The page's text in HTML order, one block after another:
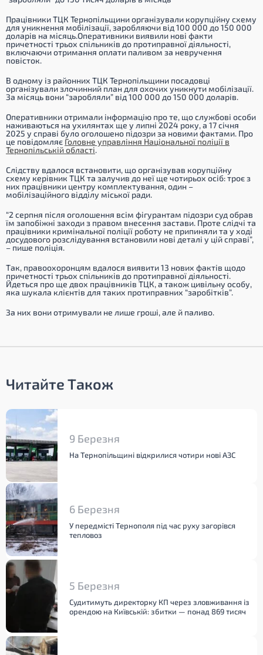
Працівники ТЦК Тернопільщини організували корупційну схему
для уникнення мобілізації, заробляючи від 100 000 до 150 000
доларів на місяць.Оперативники виявили нові факти
причетності трьох спільників до протиправної діяльності,
включаючи отримання оплати паливом за невручення
повісток.
В одному із районних ТЦК Тернопільщини посадовці
організували злочинний план для охочих уникнути мобілізації.
За місяць вони “заробляли” від 100 000 до 150 000 доларів.
Оперативники отримали інформацію про те, що службові особи
наживаються на ухилянтах ще у липні 2024 року, а 17 січня
2025 у справі було оголошено підозри за новими фактами. Про
це повідомляє Головне управління Національної поліції в
Тернопільській області.
Слідству вдалося встановити, що організував корупційну
схему керівник ТЦК та залучив до неї ще чотирьох осіб: троє з
них працівники центру комплектування, один –
мобілізаційного відділу міської ради.
“2 серпня після оголошення всім фігурантам підозри суд обрав
їм запобіжні заходи з правом внесення застави. Проте слідчі та
працівники кримінальної поліції роботу не припиняли та у ході
досудового розслідування встановили нові деталі у цій справі”,
– пише поліція.
Так, правоохоронцям вдалося виявити 13 нових фактів щодо
причетності трьох спільників до протиправної діяльності.
Йдеться про ще двох працівників ТЦК, а також цивільну особу,
яка шукала клієнтів для таких протиправних “заробітків”.
За них вони отримували не лише гроші, але й паливо.
Читайте Також
9 Березня
На Тернопільщині відкрилися чотири нові АЗС
6 Березня
У передмісті Тернополя під час руху загорівся
тепловоз
5 Березня
Судитимуть директорку КП через зловживання із
орендою на Київській: збитки — понад 869 тисяч